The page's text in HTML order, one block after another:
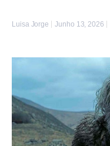
Luisa Jorge Junho 13, 2026